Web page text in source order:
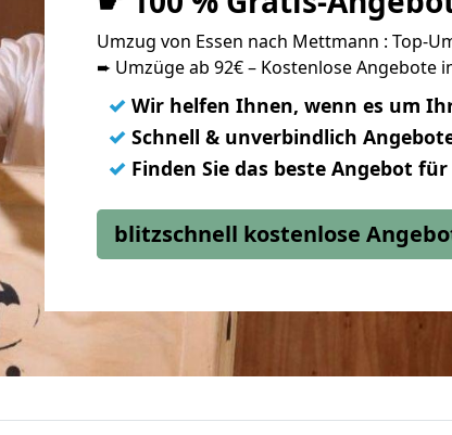
Umzug von Essen nach Mettmann : Top-
➨ Umzüge ab 92€ – Kostenlose Angebote
✓ Wir helfen Ihnen, wenn es um
✓ Schnell & unverbindlich
✓ Finden Sie das beste Angebot
blitzschnell kostenlose